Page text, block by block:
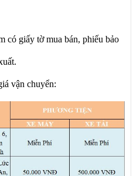
có giấy tờ mua bán, phiếu bảo
vận chuyển: